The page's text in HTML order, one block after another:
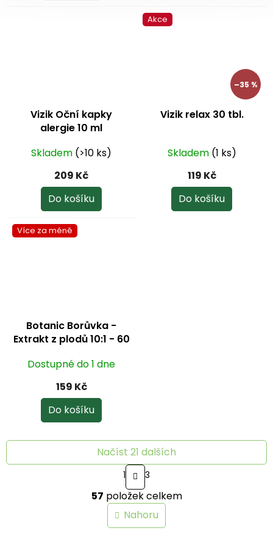
Vizik Oční kapky
alergie 10 ml
Skladem (>10 ks)
209 Kč
Do košíku
Akce
–35 %
Vizik relax 30 tbl.
Skladem (1 ks)
119 Kč
Do košíku
Více za méně
Botanic Borůvka -
Extrakt z plodů 10:1 - 60
Dostupné do 1 dne
159 Kč
Do košíku
O
v
l
á
Načíst 21 dalších
S
t
r
á
n
k
o
1 3
57 položek celkem
Nahoru